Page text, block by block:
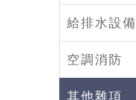
給排水設備
空調消防
其他雜項